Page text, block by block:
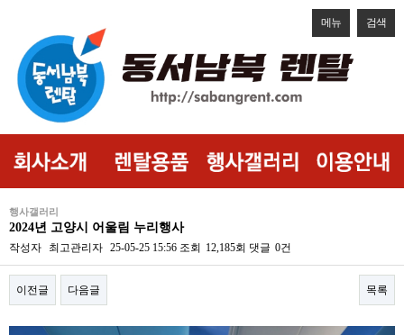
메뉴 검색
행사갤러리
2024년 고양시 어울림 누리행사
작성자 최고관리자 25-05-25 15:56 조회 12,185회 댓글 0건
이전글 다음글 목록